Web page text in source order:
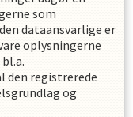
som
dataansvarlige er
oplysningerne
den registrerede
og